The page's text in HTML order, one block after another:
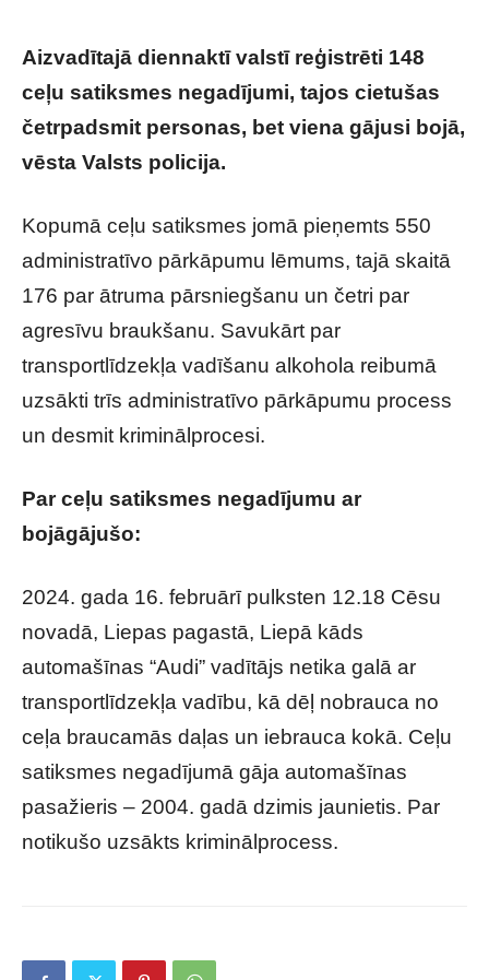
Aizvadītajā diennaktī valstī reģistrēti 148
ceļu satiksmes negadījumi, tajos cietušas
četrpadsmit personas, bet viena gājusi bojā,
vēsta Valsts policija.
Kopumā ceļu satiksmes jomā pieņemts 550
administratīvo pārkāpumu lēmums, tajā skaitā
176 par ātruma pārsniegšanu un četri par
agresīvu braukšanu. Savukārt par
transportlīdzekļa vadīšanu alkohola reibumā
uzsākti trīs administratīvo pārkāpumu process
un desmit kriminālprocesi.
Par ceļu satiksmes negadījumu ar
bojāgājušo:
2024. gada 16. februārī pulksten 12.18 Cēsu
novadā, Liepas pagastā, Liepā kāds
automašīnas “Audi” vadītājs netika galā ar
transportlīdzekļa vadību, kā dēļ nobrauca no
ceļa braucamās daļas un iebrauca kokā. Ceļu
satiksmes negadījumā gāja automašīnas
pasažieris – 2004. gadā dzimis jaunietis. Par
notikušo uzsākts kriminālprocess.